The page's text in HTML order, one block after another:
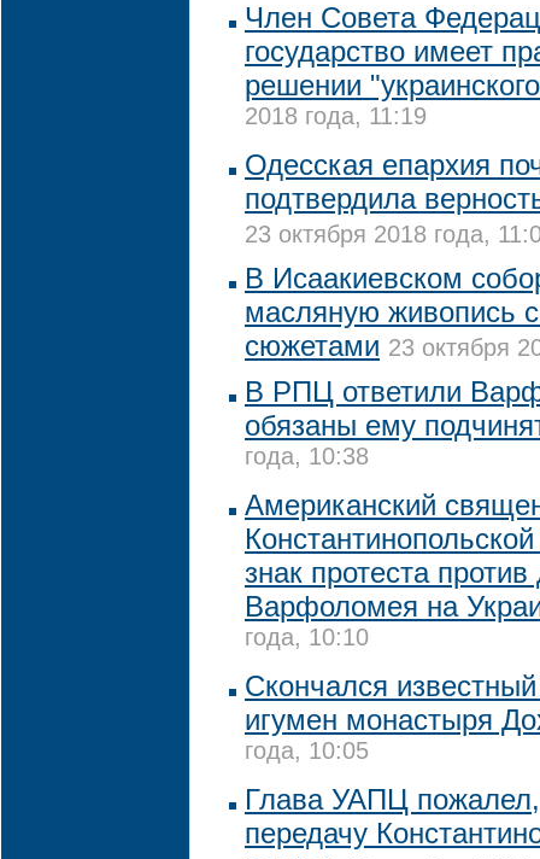
Член Совета
государство имеет
решении
2018 года, 11:19
Одесская епархия
подтвердила
23 октября 2018 года,
В Исаакиевском
масляную живопись
сюжетами 23 октября
В РПЦ ответили
обязаны ему
года, 10:38
Американский
знак протеста
Варфоломея на
года, 10:10
Скончался
игумен монастыря
года, 10:05
Глава УАПЦ пожалел,
передачу